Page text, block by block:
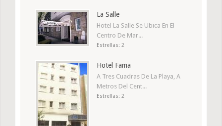
La Salle
Hotel La Salle Se Ubica En El
Centro De Mar...
Estrellas: 2
Hotel Fama
A Tres Cuadras De La Playa, A
Metros Del Cent...
Estrellas: 2